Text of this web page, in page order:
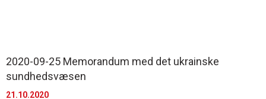
2020-09-25 Memorandum med det ukrainske
sundhedsvæsen
21.10.2020